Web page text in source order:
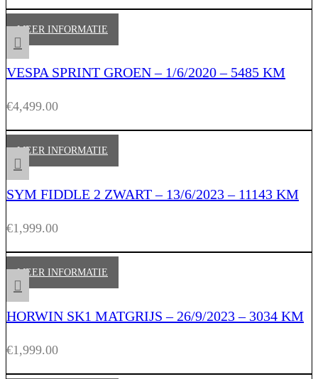
MEER INFORMATIE
VESPA SPRINT GROEN – 1/6/2020 – 5485 KM
€4,499.00
MEER INFORMATIE
SYM FIDDLE 2 ZWART – 13/6/2023 – 11143 KM
€1,999.00
MEER INFORMATIE
HORWIN SK1 MATGRIJS – 26/9/2023 – 3034 KM
€1,999.00